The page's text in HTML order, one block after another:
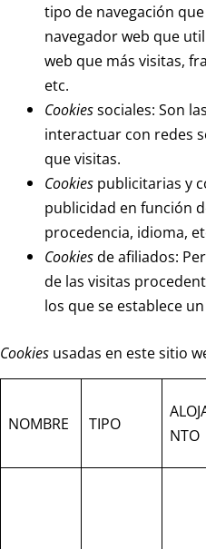
tipo de navegación
navegador web que
web que más visitas,
etc.
Cookiessociales: Son
interactuar con redes
que visitas.
Cookies publicitarias y
publicidad en función
procedencia, idioma,
Cookiesde afiliados:
de las visitas
los que se establece
Cookies usadas en este sitio
NOMBRE TIPO
NTO